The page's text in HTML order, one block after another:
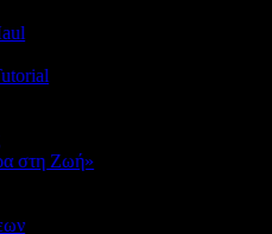
στη Ζωή»